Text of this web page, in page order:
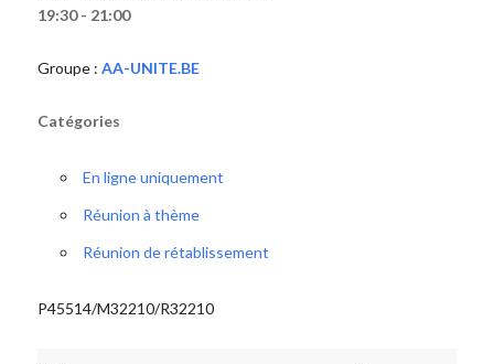
19:30 - 21:00
Groupe : AA-UNITE.BE
Catégories
En ligne uniquement
Réunion à thème
Réunion de rétablissement
P45514/M32210/R32210